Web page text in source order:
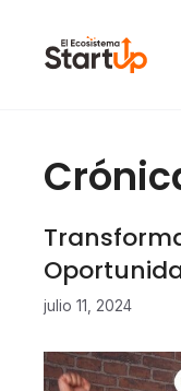
julio 11, 2024